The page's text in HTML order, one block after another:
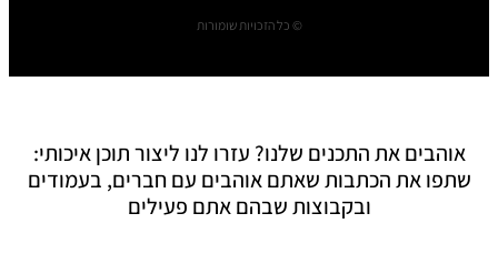
© כל הזכויות שומורות
אוהבים את התכנים שלנו? עזרו לנו ליצור תוכן איכותי:
שתפו את הכתבות שאתם אוהבים עם חברים, בעמודים
ובקבוצות שבהם אתם פעילים